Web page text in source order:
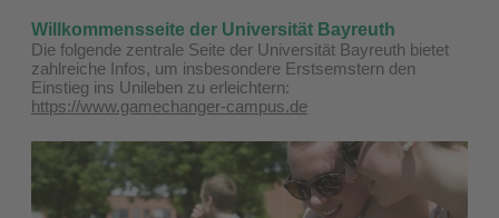
Willkommensseite der Universität Bayreuth
Die folgende zentrale Seite der Universität Bayreuth bietet
zahlreiche Infos, um insbesondere Erstsemstern den
Einstieg ins Unileben zu erleichtern:
https://www.gamechanger-campus.de